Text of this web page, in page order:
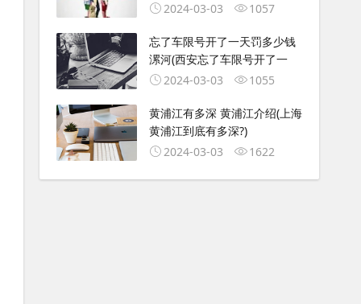
2024-03-03
1057
忘了车限号开了一天罚多少钱
漯河(西安忘了车限号开了一
2024-03-03
1055
黄浦江有多深 黄浦江介绍(上海
黄浦江到底有多深?)
2024-03-03
1622